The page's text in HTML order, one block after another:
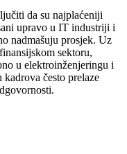
da su najplaćeniji
upravo u IT industriji i
nadmašuju prosjek. Uz
sektoru,
u elektroinženjeringu i
često prelaze